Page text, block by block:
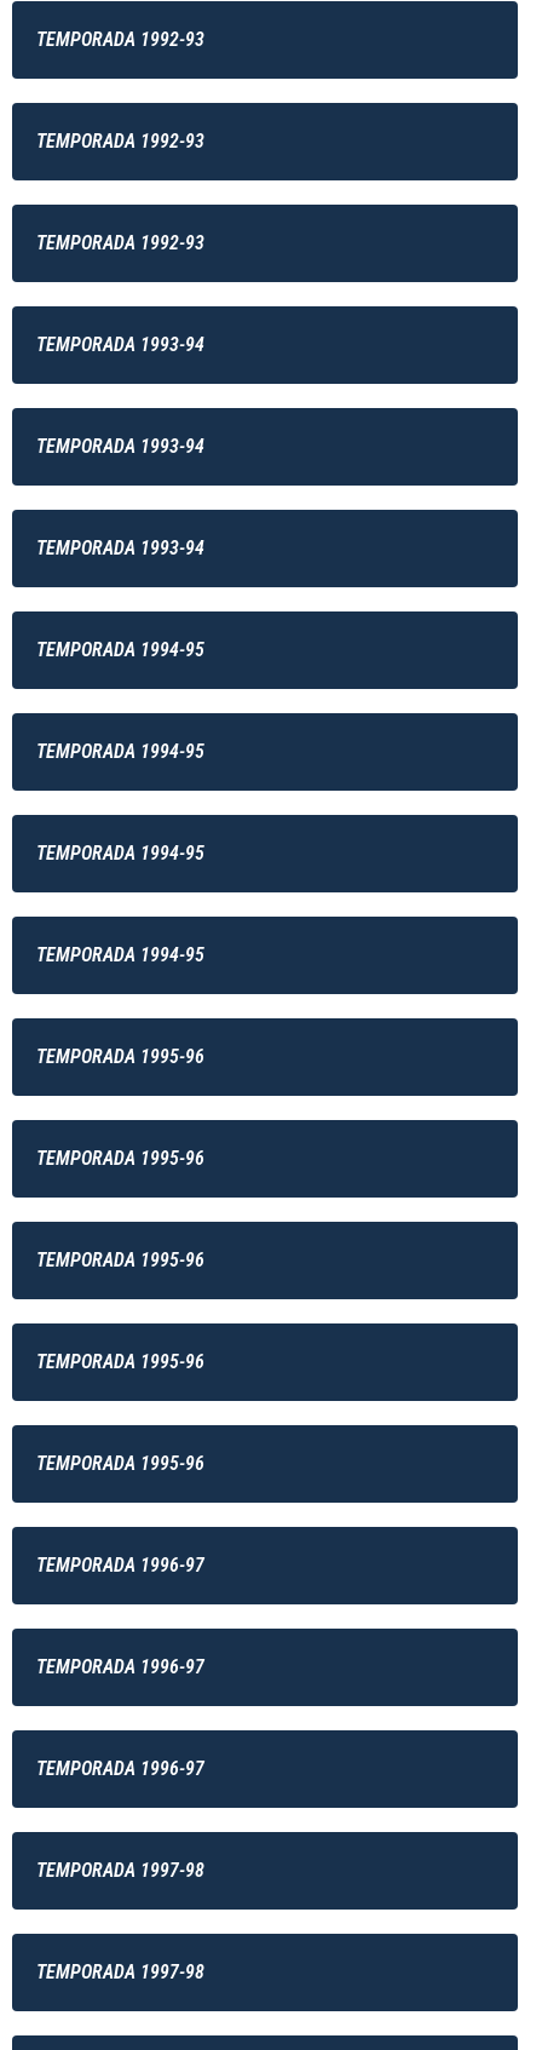
TEMPORADA 1992-93
TEMPORADA 1992-93
TEMPORADA 1992-93
TEMPORADA 1993-94
TEMPORADA 1993-94
TEMPORADA 1993-94
TEMPORADA 1994-95
TEMPORADA 1994-95
TEMPORADA 1994-95
TEMPORADA 1994-95
TEMPORADA 1995-96
TEMPORADA 1995-96
TEMPORADA 1995-96
TEMPORADA 1995-96
TEMPORADA 1995-96
TEMPORADA 1996-97
TEMPORADA 1996-97
TEMPORADA 1996-97
TEMPORADA 1997-98
TEMPORADA 1997-98